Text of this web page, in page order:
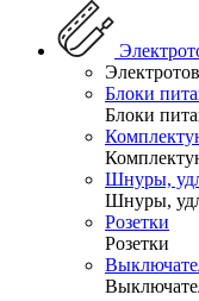
Блоки
Блоки
Шнуры,
Шнуры,
Розетки
Розетки